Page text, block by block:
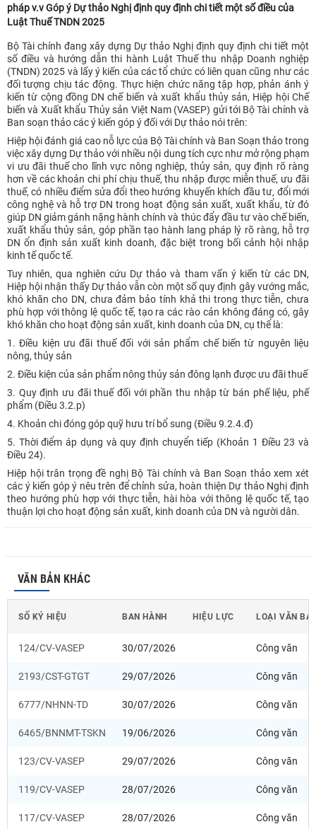
pháp v.v Góp ý Dự thảo Nghị định quy định chi tiết một số điều của
Luật Thuế TNDN 2025
Bộ Tài chính đang xây dựng Dự thảo Nghị định quy định chi tiết một
số điều và hướng dẫn thi hành Luật Thuế thu nhập Doanh nghiệp
(TNDN) 2025 và lấy ý kiến của các tổ chức có liên quan cũng như các
đối tượng chịu tác động. Thực hiện chức năng tập hợp, phản ánh ý
kiến từ cộng đồng DN chế biến và xuất khẩu thủy sản, Hiệp hội Chế
biến và Xuất khẩu Thủy sản Việt Nam (VASEP) gửi tới Bộ Tài chính và
Ban soạn thảo các ý kiến góp ý đối với Dự thảo nói trên:
Hiệp hội đánh giá cao nỗ lực của Bộ Tài chính và Ban Soạn thảo trong
việc xây dựng Dự thảo với nhiều nội dung tích cực như mở rộng phạm
vi ưu đãi thuế cho lĩnh vực nông nghiệp, thủy sản, quy định rõ ràng
hơn về các khoản chi phí chịu thuế, thu nhập được miễn thuế, ưu đãi
thuế, có nhiều điểm sửa đổi theo hướng khuyến khích đầu tư, đổi mới
công nghệ và hỗ trợ DN trong hoạt động sản xuất, xuất khẩu, từ đó
giúp DN giảm gánh nặng hành chính và thúc đẩy đầu tư vào chế biến,
xuất khẩu thủy sản, góp phần tạo hành lang pháp lý rõ ràng, hỗ trợ
DN ổn định sản xuất kinh doanh, đặc biệt trong bối cảnh hội nhập
kinh tế quốc tế.
Tuy nhiên, qua nghiên cứu Dự thảo và tham vấn ý kiến từ các DN,
Hiệp hội nhận thấy Dự thảo vẫn còn một số quy định gây vướng mắc,
khó khăn cho DN, chưa đảm bảo tính khả thi trong thực tiễn, chưa
phù hợp với thông lệ quốc tế, tạo ra các rào cản không đáng có, gây
khó khăn cho hoạt động sản xuất, kinh doanh của DN, cụ thể là:
1. Điều kiện ưu đãi thuế đối với sản phẩm chế biến từ nguyên liệu
nông, thủy sản
2. Điều kiện của sản phẩm nông thủy sản đông lạnh được ưu đãi thuế
3. Quy định ưu đãi thuế đối với phần thu nhập từ bán phế liệu, phế
phẩm (Điều 3.2.p)
4. Khoản chi đóng góp quỹ hưu trí bổ sung (Điều 9.2.4.đ)
5. Thời điểm áp dụng và quy định chuyển tiếp (Khoản 1 Điều 23 và
Điều 24).
Hiệp hội trân trọng đề nghị Bộ Tài chính và Ban Soạn thảo xem xét
các ý kiến góp ý nêu trên để chỉnh sửa, hoàn thiện Dự thảo Nghị định
theo hướng phù hợp với thực tiễn, hài hòa với thông lệ quốc tế, tạo
thuận lợi cho hoạt động sản xuất, kinh doanh của DN và người dân.
VĂN BẢN KHÁC
SỐ KÝ HIỆU BAN HÀNH HIỆU LỰC LOẠI VĂN
124/CV-VASEP 30/07/2026 Công văn
2193/CST-GTGT 29/07/2026 Công văn
6777/NHNN-TD 30/07/2026 Công văn
6465/BNNMT-TSKN 19/06/2026 Công văn
123/CV-VASEP 29/07/2026 Công văn
119/CV-VASEP 28/07/2026 Công văn
117/CV-VASEP 28/07/2026 Công văn